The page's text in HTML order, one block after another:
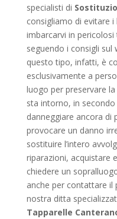
specialisti di
consigliamo di evitare
imbarcarvi in
seguendo i consigli sul
questo tipo, infatti, è
esclusivamente a
luogo per preservare
sta intorno, in
danneggiare ancora di
provocare un danno
sostituire l’intero
riparazioni, acquistare
chiedere un
anche per contattare
nostra ditta
Tapparelle